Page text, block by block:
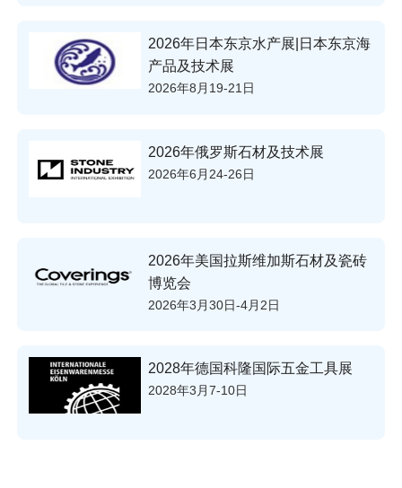
2026年日本东京水产展|日本东京海
产品及技术展
2026年8月19-21日
2026年俄罗斯石材及技术展
2026年6月24-26日
2026年美国拉斯维加斯石材及瓷砖
博览会
2026年3月30日-4月2日
2028年德国科隆国际五金工具展
2028年3月7-10日